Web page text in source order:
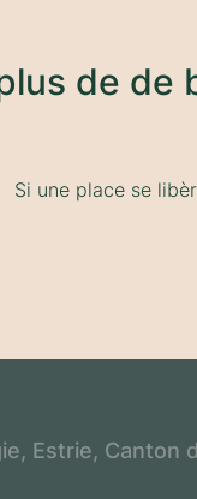
de de
Si une place se
Estrie, Canton